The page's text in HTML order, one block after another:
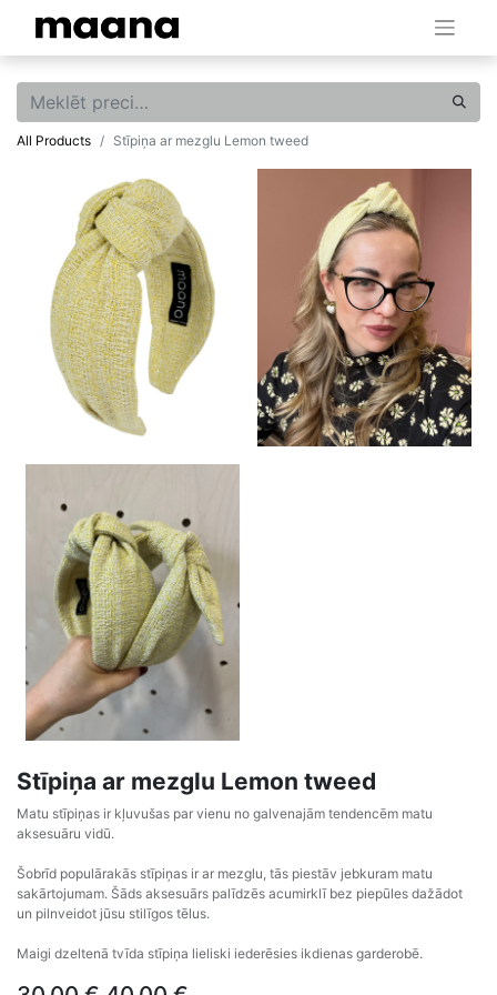
All Products Stīpiņa ar mezglu Lemon tweed
Stīpiņa ar mezglu Lemon tweed
Matu stīpiņas ir kļuvušas par vienu no galvenajām tendencēm matu
aksesuāru vidū.
Šobrīd populārakās stīpiņas ir ar mezglu, tās piestāv jebkuram matu
sakārtojumam. Šāds aksesuārs palīdzēs acumirklī bez piepūles dažādot
un pilnveidot jūsu stilīgos tēlus.
Maigi dzeltenā tvīda stīpiņa lieliski iederēsies ikdienas garderobē.